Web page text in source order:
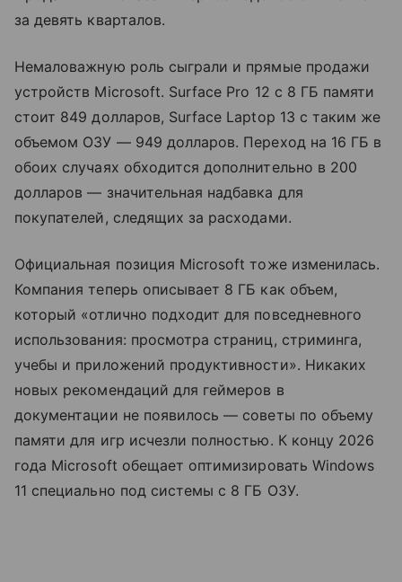
за девять кварталов.
Немаловажную роль сыграли и прямые продажи
устройств Microsoft. Surface Pro 12 с 8 ГБ памяти
стоит 849 долларов, Surface Laptop 13 с таким же
объемом ОЗУ — 949 долларов. Переход на 16 ГБ в
обоих случаях обходится дополнительно в 200
долларов — значительная надбавка для
покупателей, следящих за расходами.
Официальная позиция Microsoft тоже изменилась.
Компания теперь описывает 8 ГБ как объем,
который «отлично подходит для повседневного
использования: просмотра страниц, стриминга,
учебы и приложений продуктивности». Никаких
новых рекомендаций для геймеров в
документации не появилось — советы по объему
памяти для игр исчезли полностью. К концу 2026
года Microsoft обещает оптимизировать Windows
11 специально под системы с 8 ГБ ОЗУ.